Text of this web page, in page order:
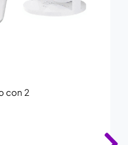
con 2